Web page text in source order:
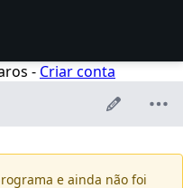
- Criar conta
e ainda não foi